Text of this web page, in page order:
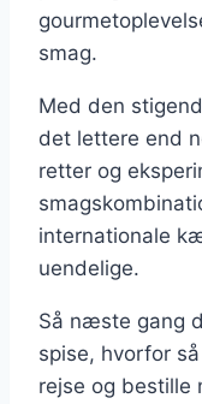
smag.
Med den
det lettere end
retter og
internationale
uendelige.
Så næste gang
spise, hvorfor
rejse og bestille